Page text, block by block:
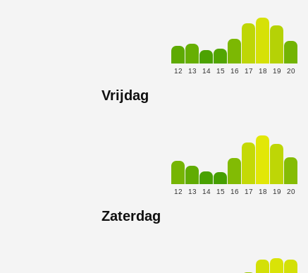
12 13 14 15 16 17 18 19 20
Vrijdag
12 13 14 15 16 17 18 19 20
Zaterdag